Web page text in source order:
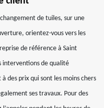
de tuiles, sur une
orientez-vous vers les
de référence à Saint
interventions de qualité
des prix qui sont les moins chers
ses travaux. Pour des